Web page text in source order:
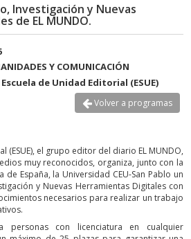
Investigación y Nuevas
de EL MUNDO.
Y COMUNICACIÓN
de Unidad Editorial (ESUE)
Volver a programas
(ESUE), el grupo editor del diario EL MUNDO,
muy reconocidos, organiza, junto con la
España, la Universidad CEU-San Pablo un
y Nuevas Herramientas Digitales con
necesarios para realizar un trabajo
personas con licenciatura en cualquier